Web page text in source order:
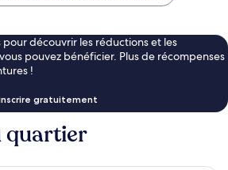
découvrir les réductions et les
pouvez bénéficier. Plus de récompenses
!
gratuitement
quartier